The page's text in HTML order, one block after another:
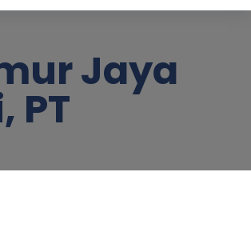
Jaya
PT